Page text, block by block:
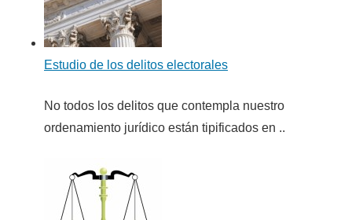
Estudio de los delitos electorales
No todos los delitos que contempla nuestro
ordenamiento jurídico están tipificados en ..